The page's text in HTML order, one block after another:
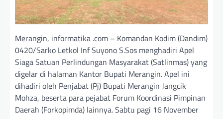
Merangin, informatika .com – Komandan Kodim (Dandim)
0420/Sarko Letkol Inf Suyono S.Sos menghadiri Apel
Siaga Satuan Perlindungan Masyarakat (Satlinmas) yang
digelar di halaman Kantor Bupati Merangin. Apel ini
dihadiri oleh Penjabat (Pj) Bupati Merangin Jangcik
Mohza, beserta para pejabat Forum Koordinasi Pimpinan
Daerah (Forkopimda) lainnya. Sabtu pagi 16 November